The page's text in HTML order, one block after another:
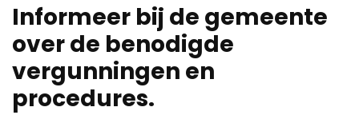
Informeer bij de gemeente
over de benodigde
vergunningen en
procedures.